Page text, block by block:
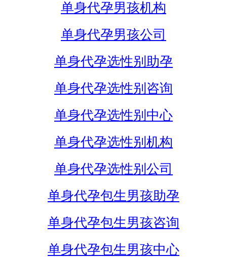
单身代孕男孩机构
单身代孕男孩公司
单身代孕选性别助孕
单身代孕选性别咨询
单身代孕选性别中心
单身代孕选性别机构
单身代孕选性别公司
单身代孕包生男孩助孕
单身代孕包生男孩咨询
单身代孕包生男孩中心